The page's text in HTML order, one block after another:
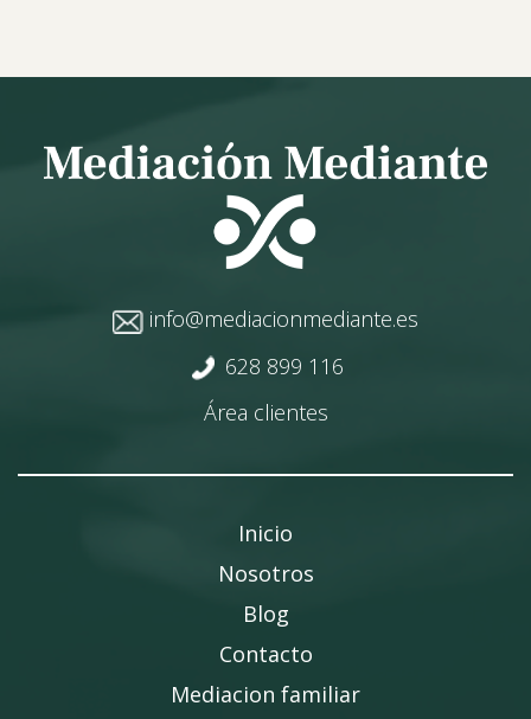
info@mediacionmediante.es
628 899 116
Área clientes
Inicio
Nosotros
Blog
Contacto
Mediacion familiar